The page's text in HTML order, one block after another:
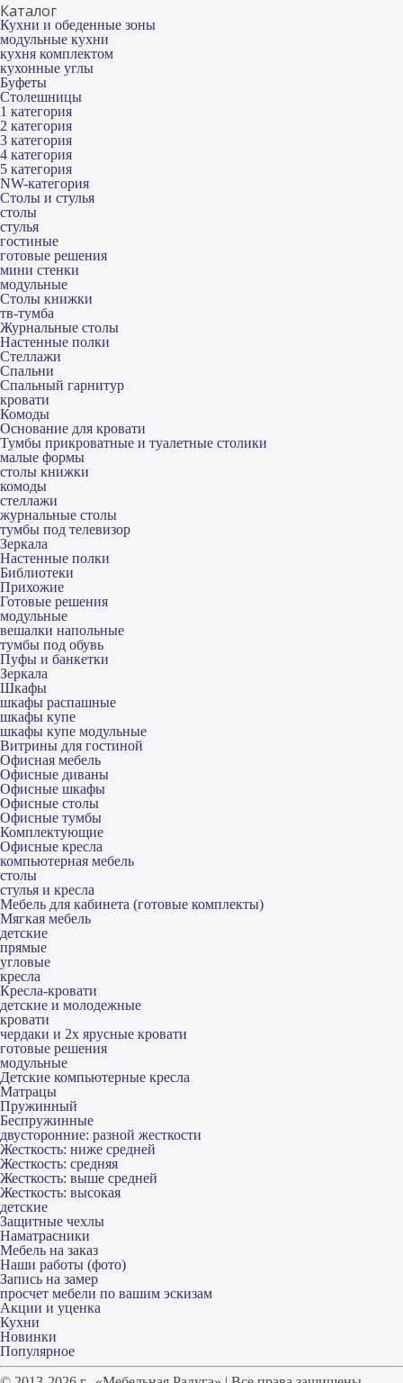
Каталог
Кухни и обеденные зоны
модульные кухни
кухня комплектом
кухонные углы
Буфеты
Столешницы
1 категория
2 категория
3 категория
4 категория
5 категория
NW-категория
Столы и стулья
столы
стулья
гостиные
готовые решения
мини стенки
модульные
Столы книжки
тв-тумба
Журнальные столы
Настенные полки
Стеллажи
Спальни
Спальный гарнитур
кровати
Комоды
Основание для кровати
Тумбы прикроватные и туалетные столики
малые формы
столы книжки
комоды
стеллажи
журнальные столы
тумбы под телевизор
Зеркала
Настенные полки
Библиотеки
Прихожие
Готовые решения
модульные
вешалки напольные
тумбы под обувь
Пуфы и банкетки
Зеркала
Шкафы
шкафы распашные
шкафы купе
шкафы купе модульные
Витрины для гостиной
Офисная мебель
Офисные диваны
Офисные шкафы
Офисные столы
Офисные тумбы
Комплектующие
Офисные кресла
компьютерная мебель
столы
стулья и кресла
Мебель для кабинета (готовые комплекты)
Мягкая мебель
детские
прямые
угловые
кресла
Кресла-кровати
детские и молодежные
кровати
чердаки и 2х ярусные кровати
готовые решения
модульные
Детские компьютерные кресла
Матрацы
Пружинный
Беспружинные
двусторонние: разной жесткости
Жесткость: ниже средней
Жесткость: средняя
Жесткость: выше средней
Жесткость: высокая
детские
Защитные чехлы
Наматрасники
Мебель на заказ
Наши работы (фото)
Запись на замер
просчет мебели по вашим эскизам
Акции и уценка
Кухни
Новинки
Популярное